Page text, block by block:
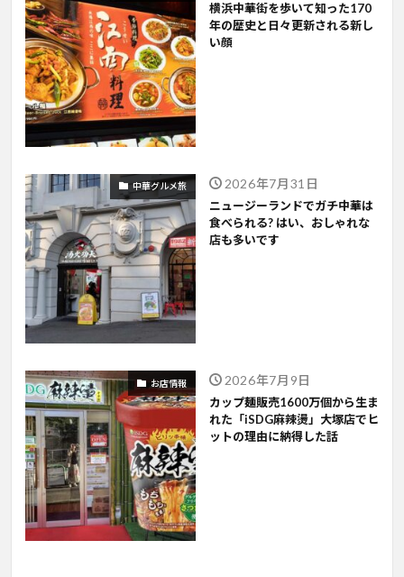
横浜中華街を歩いて知った170
年の歴史と日々更新される新し
い顔
中華グルメ旅 2026年7月31日
ニュージーランドでガチ中華は
食べられる? はい、おしゃれな
店も多いです
お店情報 2026年7月9日
カップ麺販売1600万個から生ま
れた「iSDG麻辣燙」大塚店でヒ
ットの理由に納得した話